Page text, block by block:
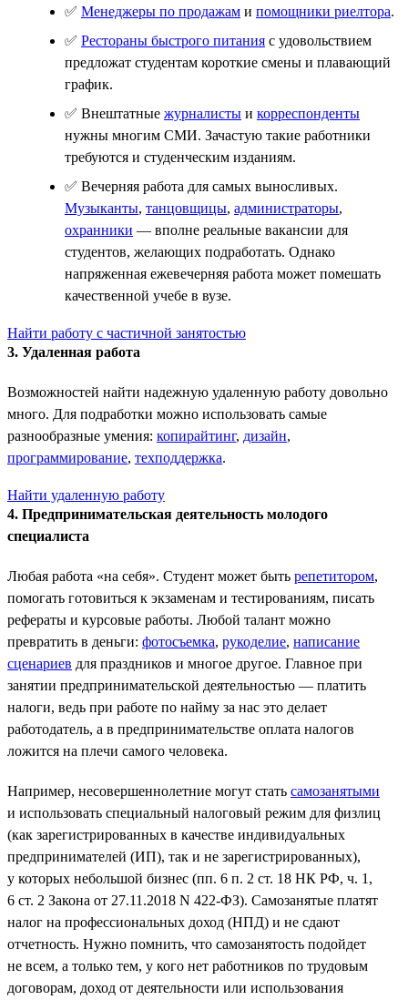
✅ Менеджеры по продажам и помощники риелтора.
✅ Рестораны быстрого питания с удовольствием
предложат студентам короткие смены и плавающий
график.
✅ Внештатные журналисты и корреспонденты
нужны многим СМИ. Зачастую такие работники
требуются и студенческим изданиям.
✅ Вечерняя работа для самых выносливых.
Музыканты, танцовщицы, администраторы,
охранники — вполне реальные вакансии для
студентов, желающих подработать. Однако
напряженная ежевечерняя работа может помешать
качественной учебе в вузе.
Найти работу с частичной занятостью
3. Удаленная работа
Возможностей найти надежную удаленную работу довольно
много. Для подработки можно использовать самые
разнообразные умения: копирайтинг, дизайн,
программирование, техподдержка.
Найти удаленную работу
4. Предпринимательская деятельность молодого
специалиста
Любая работа «на себя». Студент может быть репетитором,
помогать готовиться к экзаменам и тестированиям, писать
рефераты и курсовые работы. Любой талант можно
превратить в деньги: фотосъемка, рукоделие, написание
сценариев для праздников и многое другое. Главное при
занятии предпринимательской деятельностью — платить
налоги, ведь при работе по найму за нас это делает
работодатель, а в предпринимательстве оплата налогов
ложится на плечи самого человека.
Например, несовершеннолетние могут стать самозанятыми
и использовать специальный налоговый режим для физлиц
(как зарегистрированных в качестве индивидуальных
предпринимателей (ИП), так и не зарегистрированных),
у которых небольшой бизнес (пп. 6 п. 2 ст. 18 НК РФ, ч. 1,
6 ст. 2 Закона от 27.11.2018 N 422-ФЗ). Самозанятые платят
налог на профессиональных доход (НПД) и не сдают
отчетность. Нужно помнить, что самозанятость подойдет
не всем, а только тем, у кого нет работников по трудовым
договорам, доход от деятельности или использования